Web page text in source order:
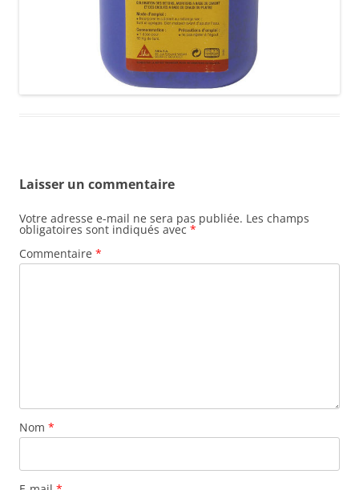
Laisser un commentaire
Votre adresse e-mail ne sera pas publiée. Les champs
obligatoires sont indiqués avec *
Commentaire *
Nom *